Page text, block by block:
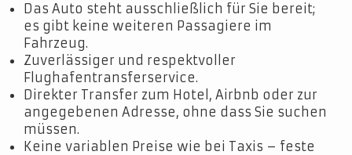
Das Auto steht ausschließlich für Sie bereit;
es gibt keine weiteren Passagiere im
Fahrzeug.
Zuverlässiger und respektvoller
Flughafentransferservice.
Direkter Transfer zum Hotel, Airbnb oder zur
angegebenen Adresse, ohne dass Sie suchen
müssen.
Keine variablen Preise wie bei Taxis – feste